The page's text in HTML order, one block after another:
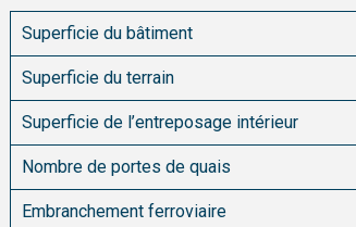
Superficie du bâtiment
Superficie du terrain
Superficie de l’entreposage intérieur
Nombre de portes de quais
Embranchement ferroviaire